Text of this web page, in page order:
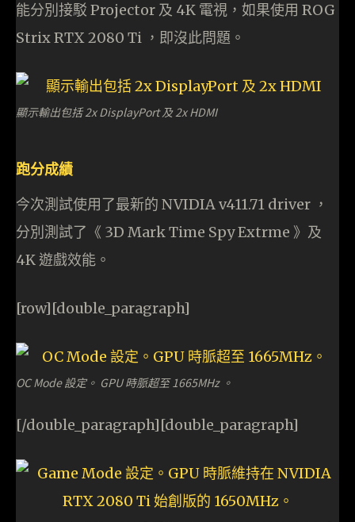
能分別接駁 Projector 及 4K 電視，如果使用 ROG
Strix RTX 2080 Ti ，即沒此問題。
顯示輸出包括 2x DisplayPort 及 2x HDMI
跑分成績
今次測試使用了最新的 NVIDIA v411.71 driver ，
分別測試了《 3D Mark Time Spy Extrme 》及
4K 遊戲效能。
[row][double_paragraph]
OC Mode 設定。 GPU 時脈超至 1665MHz 。
[/double_paragraph][double_paragraph]